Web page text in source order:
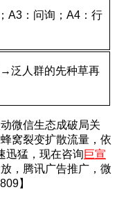
A3：问询；A4：行
泛人群的先种草再
微信生态成破局关
窝裂变扩散流量，依
迅猛，现在咨询巨宣
，腾讯广告推广，微
】